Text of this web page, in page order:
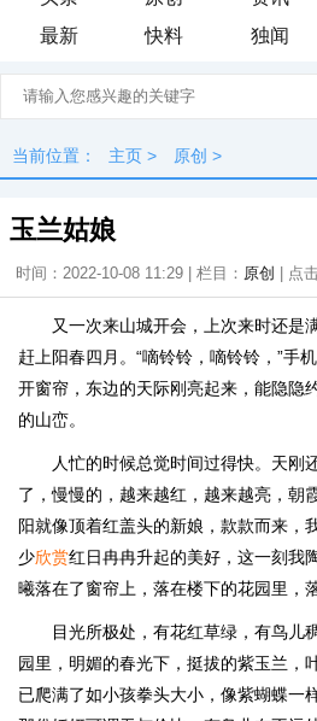
最新
快料 独闻
当前位置： 主页 > 原创 >
玉兰姑娘
时间：2022-10-08 11:29 | 栏目： 原创 | 点
又一次来山城开会，上次来时还是
赶上阳春四月。“嘀铃铃，嘀铃铃，”手
开窗帘，东边的天际刚亮起来，能隐隐
的山峦。
人忙的时候总觉时间过得快。天刚
了，慢慢的，越来越红，越来越亮，朝
阳就像顶着红盖头的新娘，款款而来，
少欣赏红日冉冉升起的美好，这一刻我
曦落在了窗帘上，落在楼下的花园里，
目光所极处，有花红草绿，有鸟儿
园里，明媚的春光下，挺拔的紫玉兰，
已爬满了如小孩拳头大小，像紫蝴蝶一